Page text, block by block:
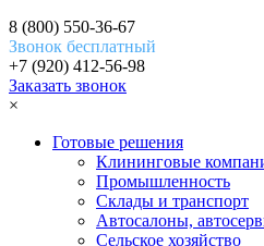
8 (800) 550-36-67
Звонок бесплатный
+7 (920) 412-56-98
Заказать звонок
×
Готовые решения
Клининговые
Промышленность
Склады и транспорт
Автосалоны,
Сельское хозяйство